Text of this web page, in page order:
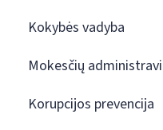
Kokybės vadyba
Mokesčių
Korupcijos prevencija